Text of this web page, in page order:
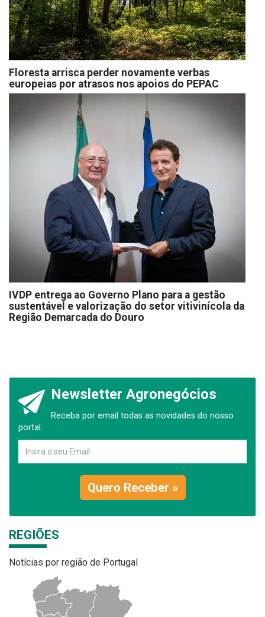
Floresta arrisca perder novamente verbas
europeias por atrasos nos apoios do PEPAC
IVDP entrega ao Governo Plano para a gestão
sustentável e valorização do setor vitivinícola da
Região Demarcada do Douro
Newsletter Agronegócios
Receba por email todas as novidades do nosso
portal.
Quero Receber »
REGIÕES
Notícias por região de Portugal